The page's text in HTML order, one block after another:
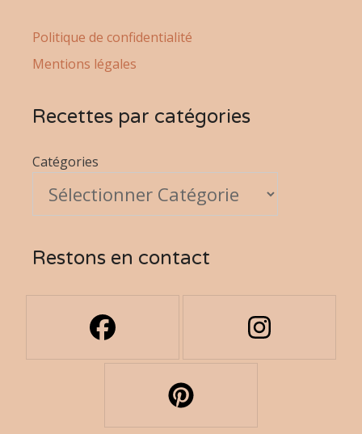
Politique de confidentialité
Mentions légales
Recettes par catégories
Catégories
Restons en contact